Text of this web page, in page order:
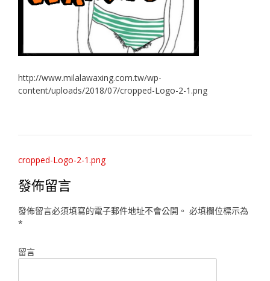
http://www.milalawaxing.com.tw/wp-
content/uploads/2018/07/cropped-Logo-2-1.png
Post
cropped-Logo-2-1.png
發佈留言
發佈留言必須填寫的電子郵件地址不會公開。 必填欄位標示為
*
留言